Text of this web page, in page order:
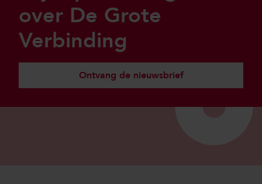
over De Grote
Verbinding
Ontvang de nieuwsbrief